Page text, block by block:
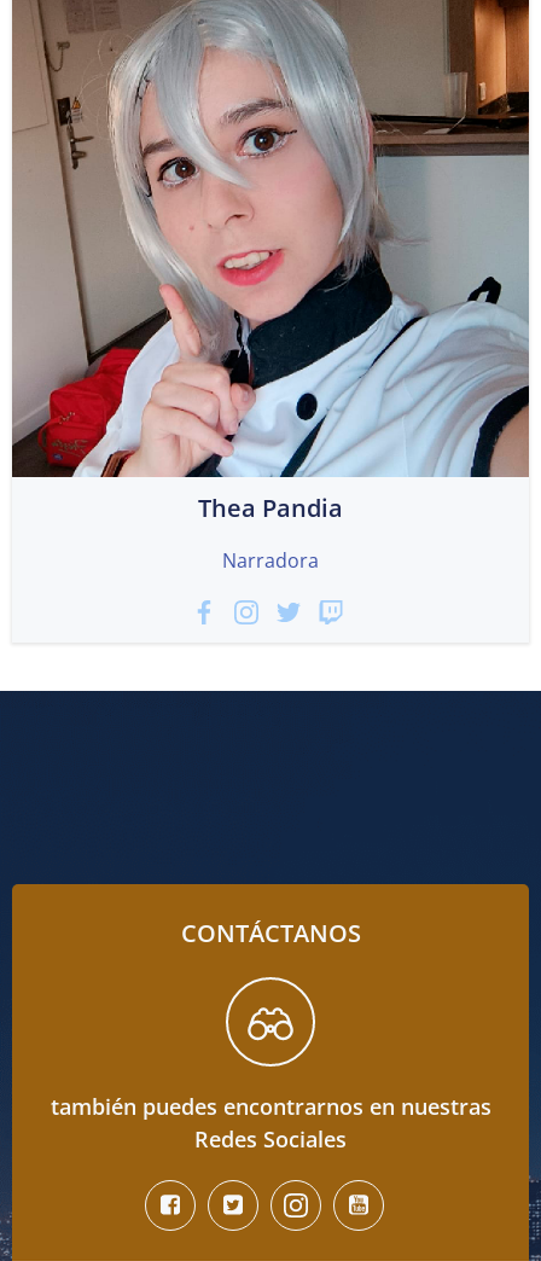
Thea Pandia
Narradora
CONTÁCTANOS
también puedes encontrarnos en nuestras
Redes Sociales